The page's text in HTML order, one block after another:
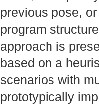
previous pose,
program
approach is
based on a
scenarios with
prototypically